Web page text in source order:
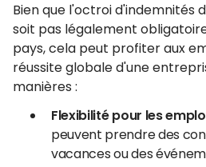
Bien que l'octroi d'indemnités
soit pas légalement
pays, cela peut profiter aux
réussite globale d'une
manières :
Flexibilité pour les
peuvent prendre des
vacances ou des